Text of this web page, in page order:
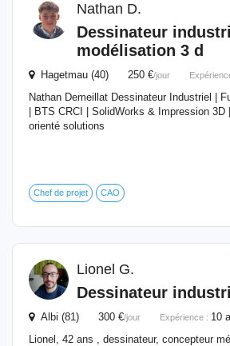
Nathan D.
Dessinateur
modélisation 3 d
Hagetmau (40) 250 €/jour
Nathan Demeillat Dessinateur Industriel |
| BTS CRCI | SolidWorks & Impression 3D
orienté solutions
Chef de projet CAO
Lionel G.
Dessinateur
Albi (81) 300 €/jour Expérience : 10
Lionel, 42 ans , dessinateur, concepteur